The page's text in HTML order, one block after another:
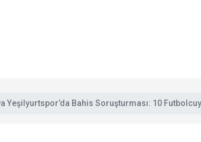
Yeşilyurtspor’da Bahis Soruşturması: 10